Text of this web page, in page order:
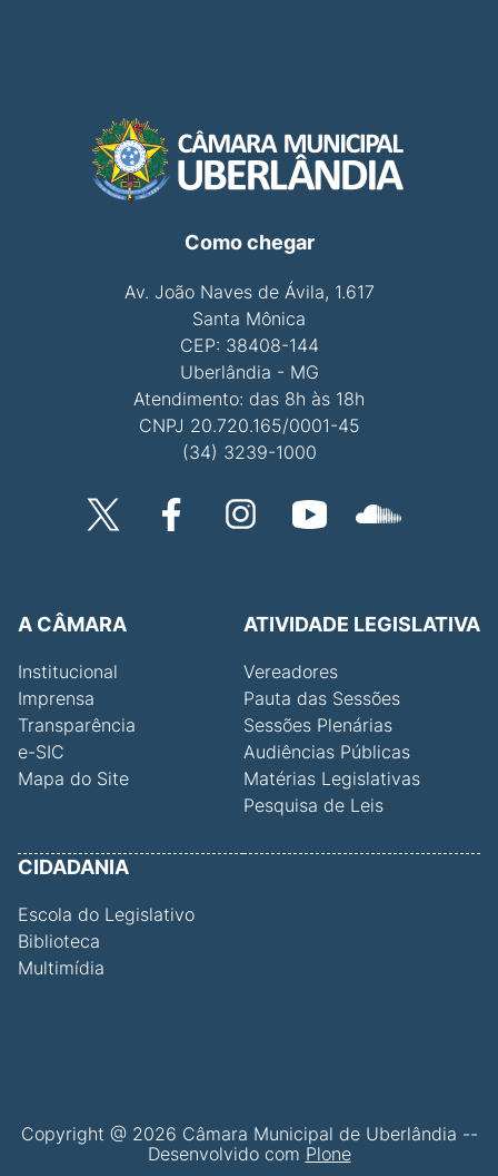
Como chegar
Av. João Naves de Ávila, 1.617
Santa Mônica
CEP: 38408-144
Uberlândia - MG
Atendimento: das 8h às 18h
CNPJ 20.720.165/0001-45
(34) 3239-1000
A CÂMARA
Institucional
Imprensa
Transparência
e-SIC
Mapa do Site
ATIVIDADE LEGISLATIVA
Vereadores
Pauta das Sessões
Sessões Plenárias
Audiências Públicas
Matérias Legislativas
Pesquisa de Leis
CIDADANIA
Escola do Legislativo
Biblioteca
Multimídia
Copyright @ 2026 Câmara Municipal de Uberlândia --
Desenvolvido com Plone